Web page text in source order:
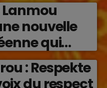
Lanmou
nouvelle
qui
les émotions
(2026)
: Respekte
du respect